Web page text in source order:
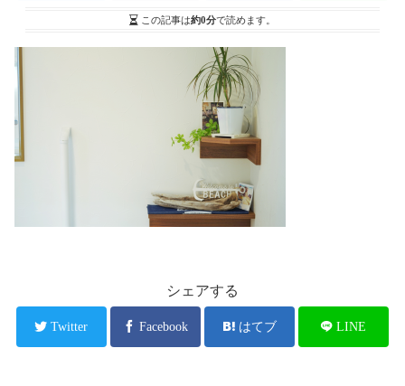
この記事は約0分で読めます。
シェアする
Twitter Facebook はてブ LINE